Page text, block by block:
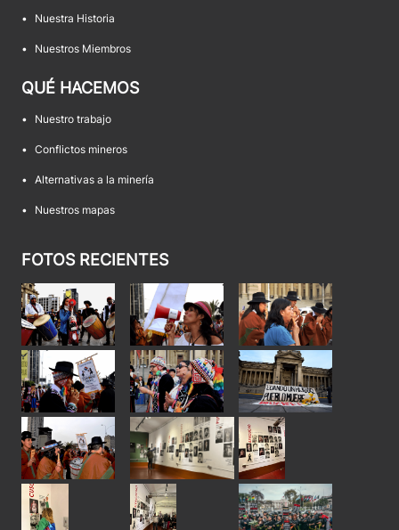
• Nuestra Historia
• Nuestros Miembros
QUÉ HACEMOS
• Nuestro trabajo
• Conflictos mineros
• Alternativas a la minería
• Nuestros mapas
FOTOS RECIENTES